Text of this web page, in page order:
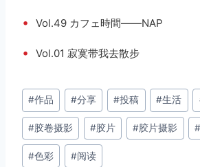
• Vol.49 カフェ時間——NAP
• Vol.01 寂寞带我去散步
文
章
标
签：
#作品 #分享 #投稿 #生活
#胶卷摄影 #胶片 #胶片摄影 #
#色彩 #阅读